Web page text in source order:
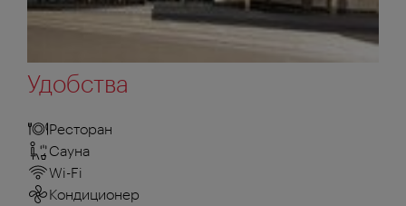
Удобства
Ресторан
Сауна
Wi-Fi
Кондиционер